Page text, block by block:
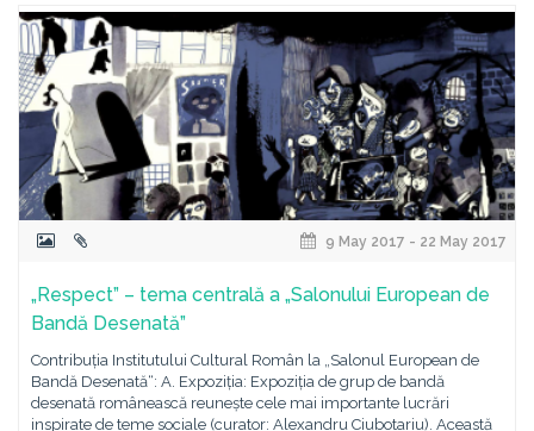
9 May 2017 - 22 May 2017
„Respect” – tema centrală a „Salonului European de
Bandă Desenată”
Contribuția Institutului Cultural Român la „Salonul European de
Bandă Desenată“: A. Expoziția: Expoziția de grup de bandă
desenată românească reunește cele mai importante lucrări
inspirate de teme sociale (curator: Alexandru Ciubotariu). Această